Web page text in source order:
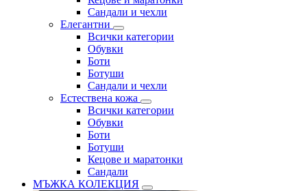
Сандали и чехли
Елегантни
Всички категории
Обувки
Боти
Ботуши
Сандали и чехли
Естествена кожа
Всички категории
Обувки
Боти
Ботуши
Кецове и маратонки
Сандали
МЪЖКА КОЛЕКЦИЯ